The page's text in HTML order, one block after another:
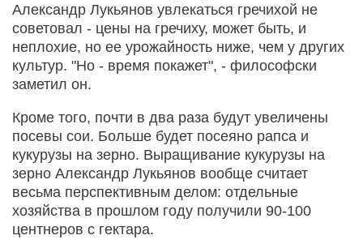
Александр Лукьянов увлекаться гречихой не
советовал - цены на гречиху, может быть, и
неплохие, но ее урожайность ниже, чем у других
культур. "Но - время покажет", - философски
заметил он.
Кроме того, почти в два раза будут увеличены
посевы сои. Больше будет посеяно рапса и
кукурузы на зерно. Выращивание кукурузы на
зерно Александр Лукьянов вообще считает
весьма перспективным делом: отдельные
хозяйства в прошлом году получили 90-100
центнеров с гектара.